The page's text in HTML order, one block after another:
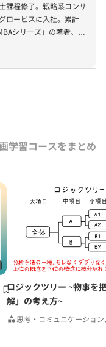
課程修了。戦略系コンサ
ロービスに入社。累計
シリーズ」の著者、プ
ビジネス思考法45』
ムワーク50』『ビジネ
ング教室』『［実況』
営理念』（以上PHP研
イアス』『KSFとは』
ービスMBAマネジメン
ブックⅡ』『MBA定量
ラン』『ストーリーで
略、マーケティング、
ーニング）などの講師を
知見録」に定期的
マで講演なども行ってい
学習コースをまとめ
ロジックツリー ~物事を
解」の考え方~
思考・コミュニケーション